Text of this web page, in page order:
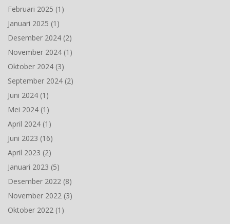
Februari 2025 (1)
Januari 2025 (1)
Desember 2024 (2)
November 2024 (1)
Oktober 2024 (3)
September 2024 (2)
Juni 2024 (1)
Mei 2024 (1)
April 2024 (1)
Juni 2023 (16)
April 2023 (2)
Januari 2023 (5)
Desember 2022 (8)
November 2022 (3)
Oktober 2022 (1)